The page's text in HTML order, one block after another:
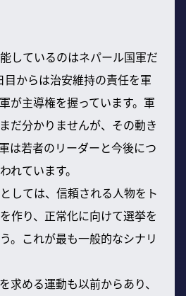
しているのはネパール国軍だ
目からは治安維持の責任を軍
が主導権を握っています。軍
だ分かりませんが、その動き
は若者のリーダーと今後につ
れています。
しては、信頼される人物をト
作り、正常化に向けて選挙を
。これが最も一般的なシナリ
求める運動も以前からあり、